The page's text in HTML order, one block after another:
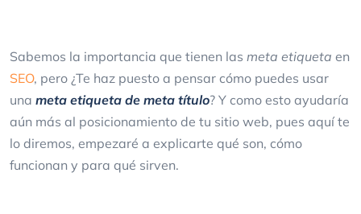
Sabemos la importancia que tienen las meta etiqueta en
SEO, pero ¿Te haz puesto a pensar cómo puedes usar
una meta etiqueta de meta título? Y como esto ayudaría
aún más al posicionamiento de tu sitio web, pues aquí te
lo diremos, empezaré a explicarte qué son, cómo
funcionan y para qué sirven.